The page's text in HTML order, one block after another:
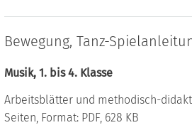
Bewegung, Tanz-
Musik, 1. bis 4. Klasse
Arbeitsblätter und methodisch-
Seiten, Format: PDF, 628 KB